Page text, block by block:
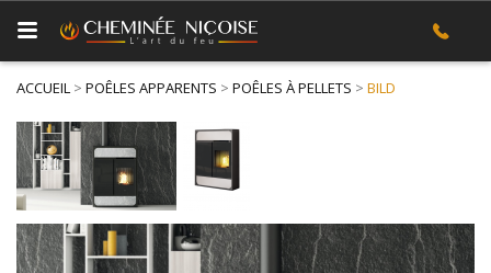
ACCUEIL > POÊLES APPARENTS > POÊLES À PELLETS > BILD